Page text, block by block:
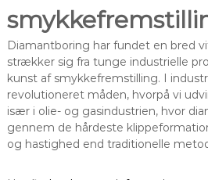
Diamantboring har fundet en bred
strækker sig fra tunge industrielle
kunst af smykkefremstilling. I
revolutioneret måden, hvorpå vi
især i olie- og gasindustrien, hvor
gennem de hårdeste
og hastighed end traditionelle